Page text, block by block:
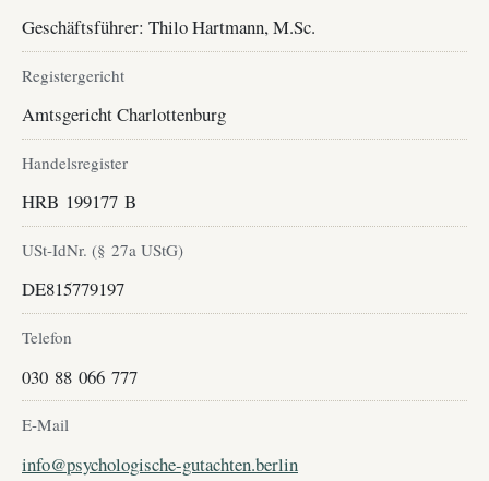
Geschäftsführer: Thilo Hartmann, M.Sc.
Registergericht
Amtsgericht Charlottenburg
Handelsregister
HRB 199177 B
USt-IdNr. (§ 27a UStG)
DE815779197
Telefon
030 88 066 777
E-Mail
info@psychologische-gutachten.berlin